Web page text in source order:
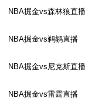
NBA掘金vs森林狼直播
NBA掘金vs鹈鹕直播
NBA掘金vs尼克斯直播
NBA掘金vs雷霆直播